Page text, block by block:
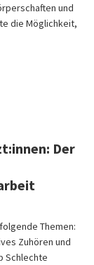
und
die Möglichkeit,
Der
Themen:
Zuhören und
Schlechte